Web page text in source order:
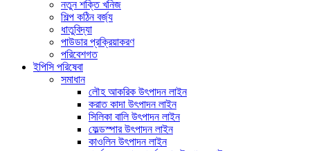
নতুন শক্তি খনিজ
শিল্প কঠিন বর্জ্য
ধাতুবিদ্যা
পাউডার প্রক্রিয়াকরণ
পরিবেশগত
ইপিসি পরিষেবা
সমাধান
লৌহ আকরিক উৎপাদন লাইন
করাত কাদা উৎপাদন লাইন
সিলিকা বালি উৎপাদন লাইন
ফেল্ডস্পার উৎপাদন লাইন
কাওলিন উৎপাদন লাইন